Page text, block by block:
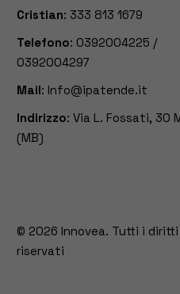
Cristian: 333 813 1679
Telefono: 0392004225 /
0392004297
Mail: Info@ipatende.it
Indirizzo: Via L. Fossati, 30
(MB)
© 2026 Innovea. Tutti i diritti
riservati